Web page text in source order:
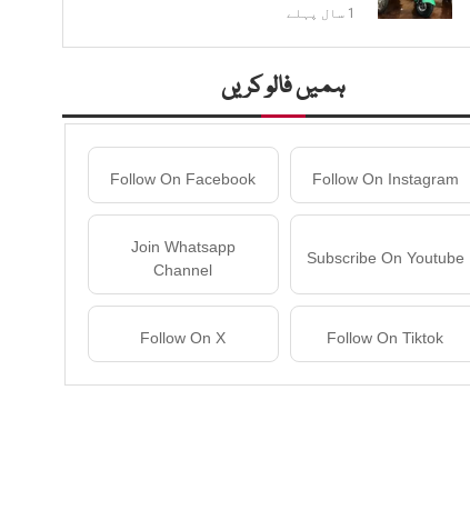
1 سال پہلے
ہمیں فالو کریں
Follow On Instagram
Follow On Facebook
Subscribe On Youtube
Join Whatsapp
Channel
Follow On Tiktok
Follow On X